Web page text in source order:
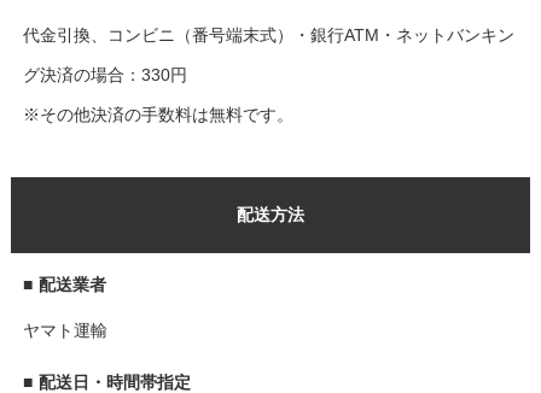
代金引換、コンビニ（番号端末式）・銀行ATM・ネットバンキン
グ決済の場合：330円
※その他決済の手数料は無料です。
配送方法
■ 配送業者
ヤマト運輸
■ 配送日・時間帯指定